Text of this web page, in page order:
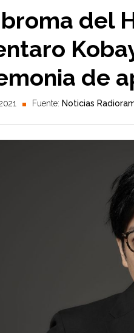
broma del
de
Fuente: Noticias